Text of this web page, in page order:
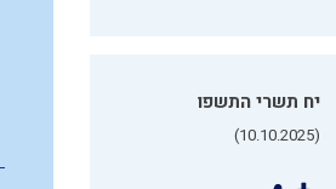
יח תשרי התשפו
(10.10.2025)